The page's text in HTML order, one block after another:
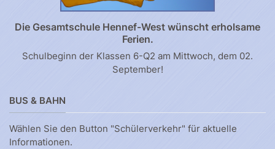
Die Gesamtschule Hennef-West wünscht erholsame
Ferien.
Schulbeginn der Klassen 6-Q2 am Mittwoch, dem 02.
September!
BUS & BAHN
Wählen Sie den Button "Schülerverkehr" für aktuelle
Informationen.